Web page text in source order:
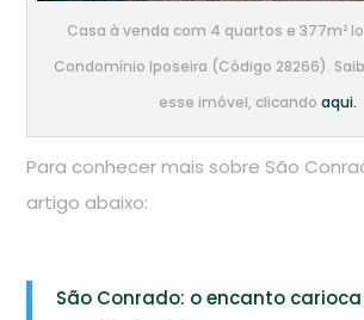
Casa à venda com 4 quartos e 377m²
Condomínio Iposeira (Código 28266).
esse imóvel, clicando aqui.
Para conhecer mais sobre São
artigo abaixo:
São Conrado: o encanto